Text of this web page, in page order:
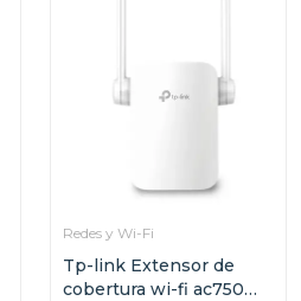
Redes y Wi-Fi
Tp-link Extensor de
cobertura wi-fi ac750